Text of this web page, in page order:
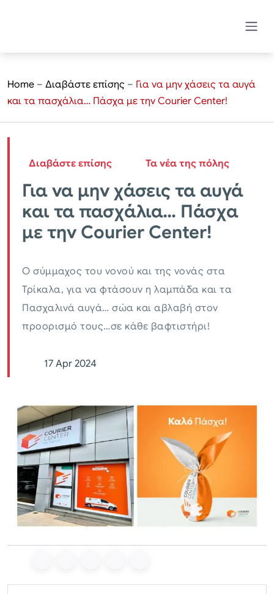
Home – Διαβάστε επίσης – Για να μην χάσεις τα αυγά
και τα πασχάλια… Πάσχα με την Courier Center!
Διαβάστε επίσης Τα νέα της πόλης
Για να μην χάσεις τα αυγά
και τα πασχάλια… Πάσχα
με την Courier Center!
Ο σύμμαχος του νονού και της νονάς στα
Τρίκαλα, για να φτάσουν η λαμπάδα και τα
Πασχαλινά αυγά… σώα και αβλαβή στον
προορισμό τους…σε κάθε βαφτιστήρι!
17 Apr 2024